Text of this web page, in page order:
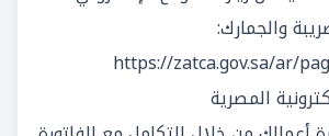
والجمارك:
https://zatca.gov.sa/ar/
المصرية